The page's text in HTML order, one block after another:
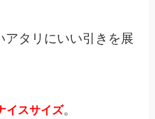
アタリにいい引きを展
イスサイズ。